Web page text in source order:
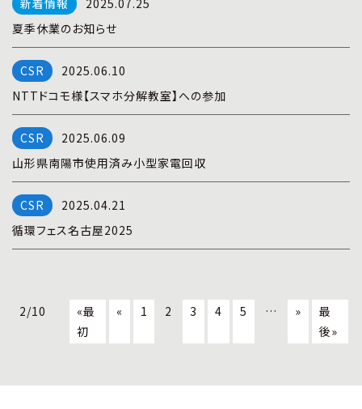
2025.07.25
夏季休業のお知らせ
2025.06.10
NTTドコモ様【スマホ分解教室】への参加
2025.06.09
山形県南陽市使用済み小型家電回収
2025.04.21
循環フェス名古屋2025
2/10
«最
初
« 1 2 3 4 5 … »
最
後»